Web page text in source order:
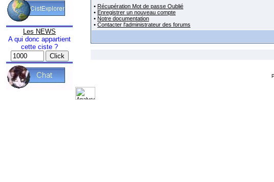
Les NEWS
A qui donc appartient
cette ciste ?
• Récupération Mot de passe Oublié
• Enregistrer un nouveau compte
• Notre documentation
• Contacter l'administrateur des forums